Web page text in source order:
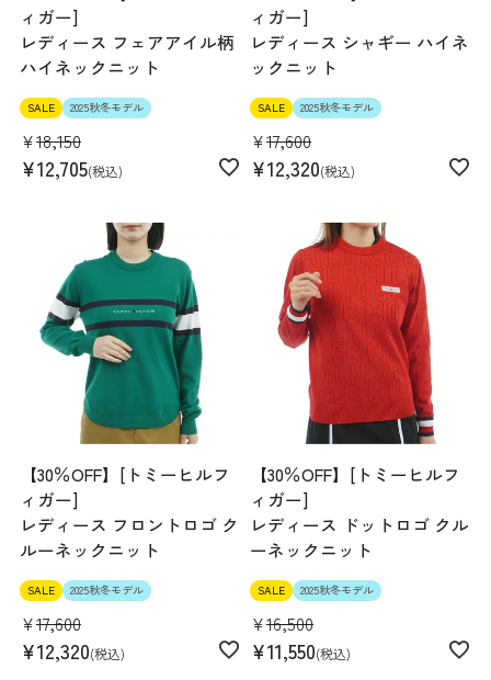
ィガー]
レディース フェアアイル柄
ハイネックニット
SALE 2025秋冬モデル
¥18,150
¥12,705 税込
ィガー]
レディース シャギー ハイネ
ックニット
SALE 2025秋冬モデル
¥17,600
¥12,320 税込
【30％OFF】[トミーヒルフ
ィガー]
レディース フロントロゴ ク
ルーネックニット
SALE 2025秋冬モデル
¥17,600
¥12,320 税込
【30％OFF】[トミーヒルフ
ィガー]
レディース ドットロゴ クル
ーネックニット
SALE 2025秋冬モデル
¥16,500
¥11,550 税込